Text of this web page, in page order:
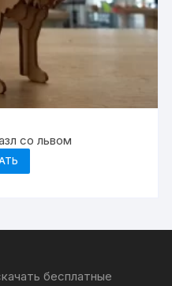
со львом
бесплатные